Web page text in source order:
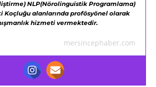
NLP(Nörolinguistik Programlama)
Koçluğu alanlarında profösyönel olarak
hizmeti vermektedir.
mersincephaber.com